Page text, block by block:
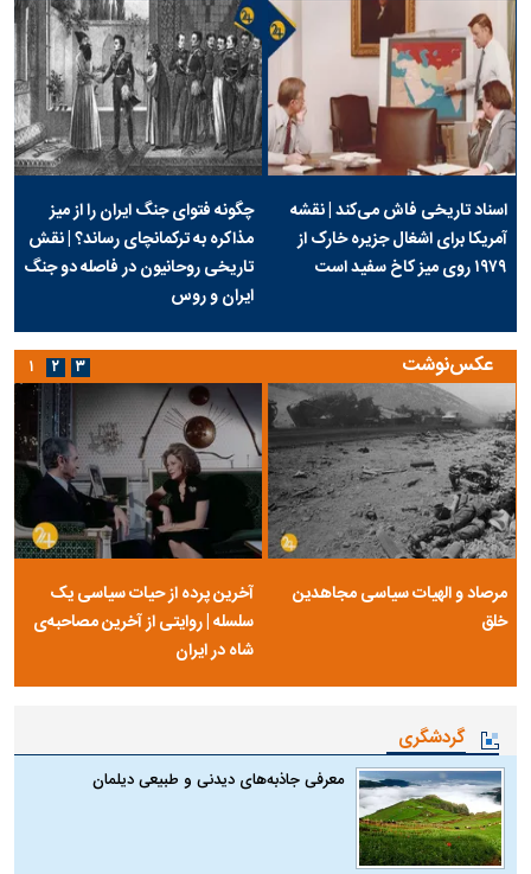
اسناد تاریخی فاش می‌کند | نقشه
آمریکا برای اشغال جزیره خارک از
۱۹۷۹ روی میز کاخ سفید است
چگونه فتوای جنگ ایران را از میز
مذاکره به ترکمانچای رساند؟ | نقش
تاریخی روحانیون در فاصله دو جنگ
ایران و روس
عکس‌نوشت
مرصاد و الهیات سیاسی مجاهدین
خلق
آخرین پرده از حیات سیاسی یک
سلسله | روایتی از آخرین مصاحبه‌ی
شاه در ایران
۱ ۲ ۳
گردشگری
معرفی جاذبه‌های دیدنی و طبیعی دیلمان